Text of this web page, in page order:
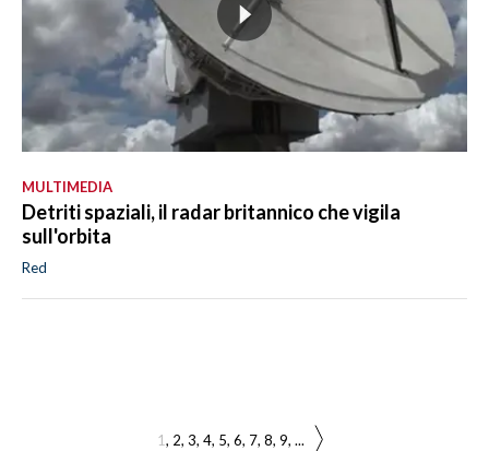
MULTIMEDIA
Detriti spaziali, il radar britannico che vigila
sull'orbita
Red
1 2 3 4 5 6 7 8 9 ...